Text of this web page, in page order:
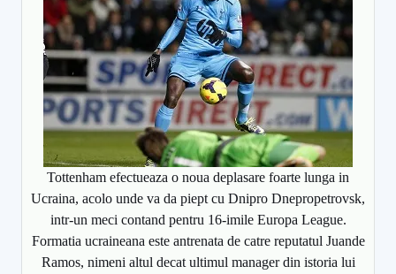
Tottenham efectueaza o noua deplasare foarte lunga in
Ucraina, acolo unde va da piept cu Dnipro Dnepropetrovsk,
intr-un meci contand pentru 16-imile Europa League.
Formatia ucraineana este antrenata de catre reputatul Juande
Ramos, nimeni altul decat ultimul manager din istoria lui